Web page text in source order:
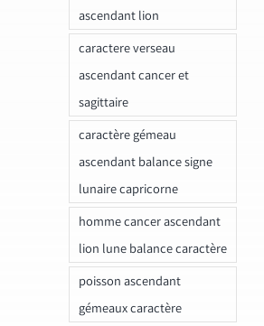
ascendant lion
caractere verseau
ascendant cancer et
sagittaire
caractère gémeau
ascendant balance signe
lunaire capricorne
homme cancer ascendant
lion lune balance caractère
poisson ascendant
gémeaux caractère